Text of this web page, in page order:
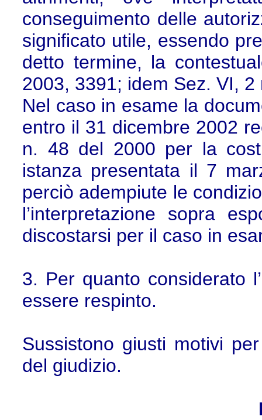
conseguimento delle
significato utile, essendo
detto termine, la
2003, 3391; idem Sez. VI,
Nel caso in esame la
entro il 31 dicembre 2002
n. 48 del 2000 per la
istanza presentata il 7
perciò adempiute le
l’interpretazione sopra
discostarsi per il caso in
3. Per quanto considerato
essere respinto.
Sussistono giusti motivi
del giudizio.